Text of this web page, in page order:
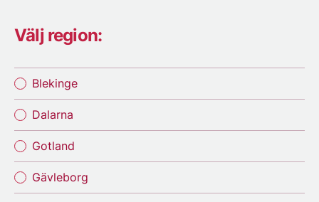
Välj region:
Blekinge
Dalarna
Gotland
Gävleborg